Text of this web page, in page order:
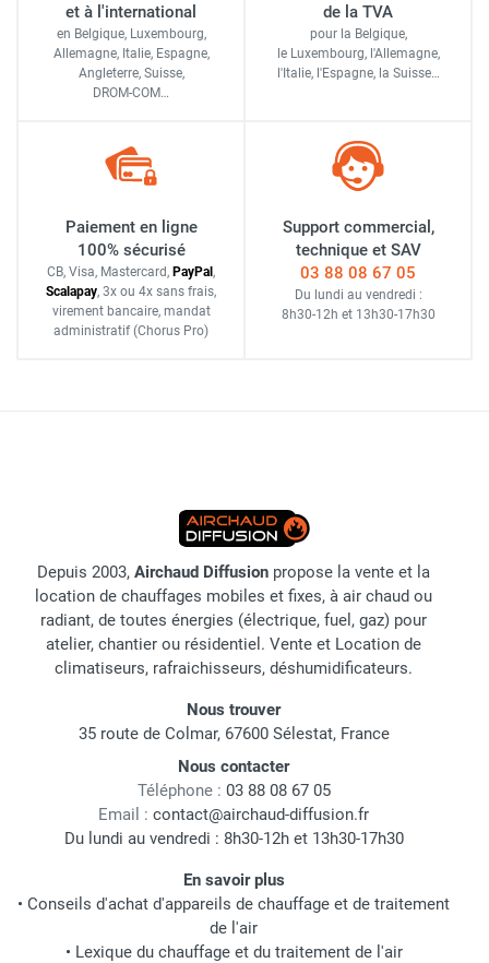
et à l'international
en Belgique, Luxembourg,
Allemagne, Italie, Espagne,
Angleterre, Suisse,
DROM-COM…
de la TVA
pour la Belgique,
le Luxembourg, l'Allemagne,
l'Italie, l'Espagne, la Suisse…
Paiement en ligne
100% sécurisé
CB, Visa, Mastercard, PayPal ,
Scalapay, 3x ou 4x sans frais,
virement bancaire, mandat
administratif (Chorus Pro)
Support commercial,
technique et SAV
03 88 08 67 05
Du lundi au vendredi :
8h30-12h et 13h30-17h30
Depuis 2003, Airchaud Diffusion propose la vente et la
location de chauffages mobiles et fixes, à air chaud ou
radiant, de toutes énergies (électrique, fuel, gaz) pour
atelier, chantier ou résidentiel. Vente et Location de
climatiseurs, rafraichisseurs, déshumidificateurs.
Nous trouver
35 route de Colmar, 67600 Sélestat, France
Nous contacter
Téléphone : 03 88 08 67 05
Email : contact@airchaud-diffusion.fr
Du lundi au vendredi : 8h30-12h et 13h30-17h30
En savoir plus
• Conseils d'achat d'appareils de chauffage et de traitement
de l'air
• Lexique du chauffage et du traitement de l'air